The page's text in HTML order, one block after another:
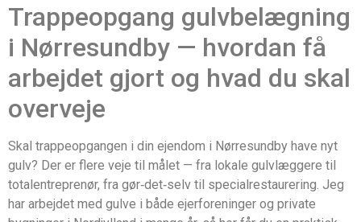
Trappeopgang gulvbelægning
i Nørresundby — hvordan få
arbejdet gjort og hvad du skal
overveje
Skal trappeopgangen i din ejendom i Nørresundby have nyt
gulv? Der er flere veje til målet — fra lokale gulvlæggere til
totalentreprenør, fra gør‑det‑selv til specialrestaurering. Jeg
har arbejdet med gulve i både ejerforeninger og private